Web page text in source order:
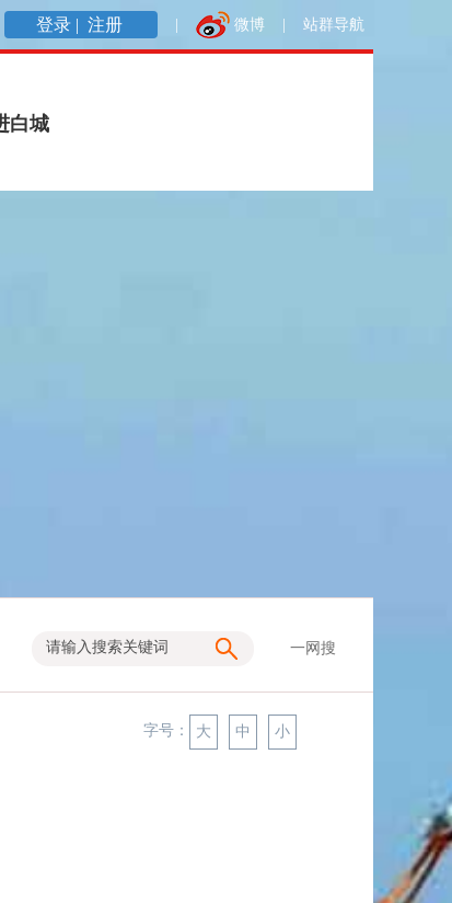
站群导航
微博
登录 | 注册
白城
一网搜
字号： 大 中 小